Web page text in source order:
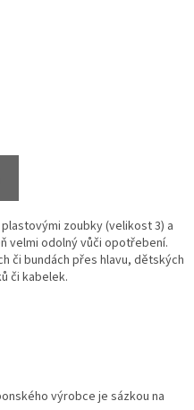
zoubky (velikost 3) a
velmi odolný vůči opotřebení.
či bundách přes hlavu, dětských
či kabelek.
výrobce je sázkou na